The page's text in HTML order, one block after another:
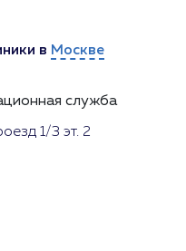
в Москве
служба
1/3 эт. 2